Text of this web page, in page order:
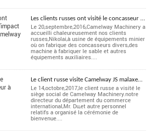
Les clients russes ont visité le concasseur d’impact à arbre vertical de Camelway
Le 20,septembre,2016,Camelway Machinery a
accueilli chaleureusement nos clients
russes,Nikolai,à usine de équipements minier
où on fabrique des concasseurs divers,des
machine à fabriquer le sable et autres
équipements auxiliaires....
Le client russe visite Camelway JS malaxeur à double arbre
Le 14,octobre,2017,le client russe a visité le
siège social de Camelway Machinery.notre
directeur du département du commerce
international,Mr. Du,et autre personnel
relatifs a organisé la cérémonie de
bienvenue....